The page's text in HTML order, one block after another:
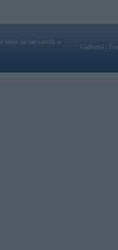
klubs un nav saistīts ar
Galvena